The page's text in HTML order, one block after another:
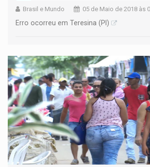
Brasil e Mundo 05 de Maio de 2018 às
Erro ocorreu em Teresina (PI)